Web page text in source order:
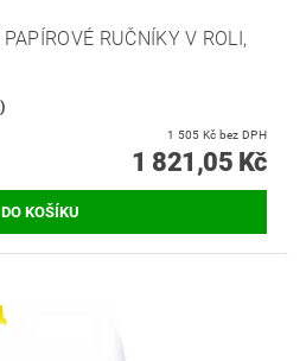
RUČNÍKY V ROLI,
1 505 Kč bez DPH
1 821,05 Kč